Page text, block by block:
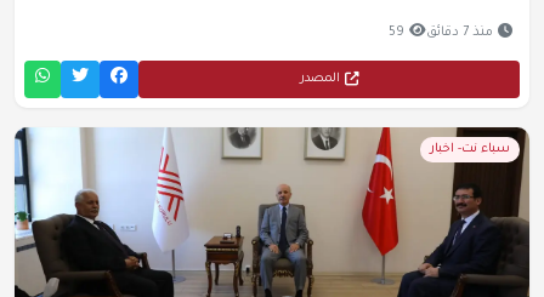
منذ 7 دقائق 59
المصدر
سباء نت- اخبار